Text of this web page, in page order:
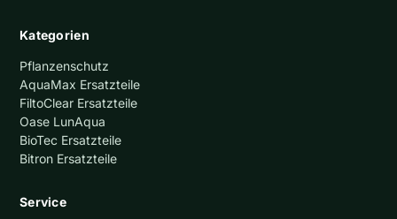
Kategorien
Pflanzenschutz
AquaMax Ersatzteile
FiltoClear Ersatzteile
Oase LunAqua
BioTec Ersatzteile
Bitron Ersatzteile
Service